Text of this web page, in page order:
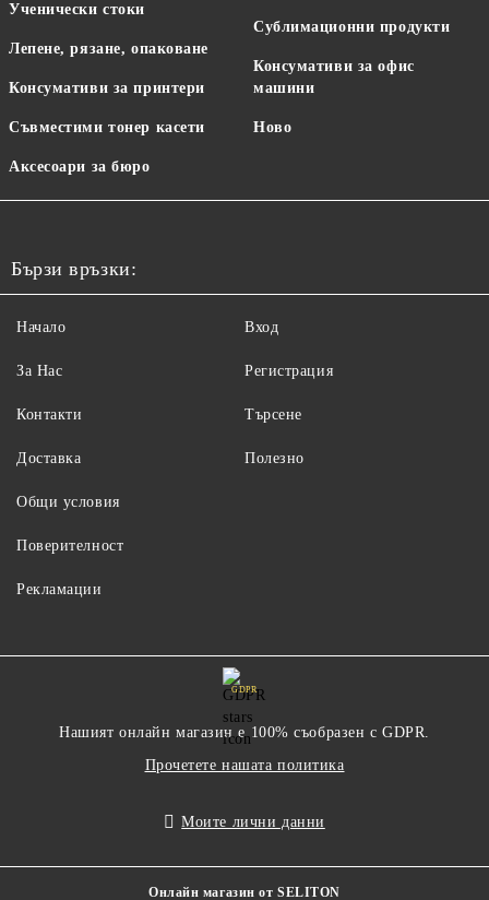
Ученически стоки
Лепене, рязане, опаковане
Консумативи за принтери
Съвместими тонер касети
Аксесоари за бюро
Сублимационни продукти
Консумативи за офис
машини
Ново
Бързи връзки:
Начало
За Нас
Контакти
Доставка
Вход
Регистрация
Търсене
Полезно
Общи условия
Поверителност
Рекламации
GDPR
Нашият онлайн магазин е 100% съобразен с GDPR.
Прочетете нашата политика
Моите лични данни
Онлайн магазин от SELITON